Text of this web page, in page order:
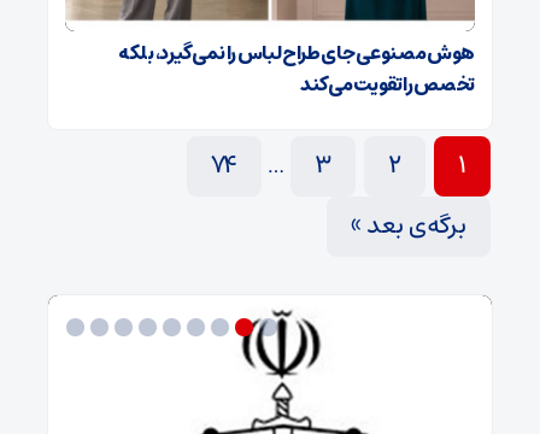
هوش مصنوعی جای طراح لباس را نمی‌گیرد، بلکه
تخصص را تقویت می‌کند
1
2
3
…
74
برگه‌ی بعد »